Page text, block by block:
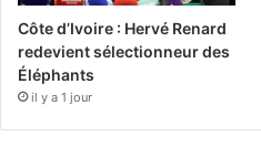
Côte d’Ivoire : Hervé Renard
redevient sélectionneur des
Éléphants
il y a 1 jour